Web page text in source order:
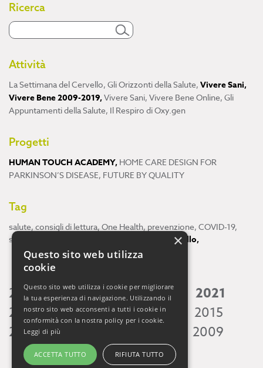
Ricerca
Attività
La Settimana del Cervello, Gli Orizzonti della Salute, Vivere Sani,
Vivere Bene 2009-2019,Vivere Sani, Vivere Bene Online, Gli
Appuntamenti della Salute, Il Respiro di Oxy.gen
Progetti
HUMAN TOUCH ACADEMY, HOME CARE DESIGN FOR
PARKINSON’S DISEASE, FUTURE BY QUALITY
Tag
salute, consigli di lettura, One Health, prevenzione, COVID-19,
scienza
cervello,
2026 2025 2024 2023 2022
2021
2020 2019 2018 2017 2016
2015
2014 2013 2009
×
Questo sito web utilizza
cookie
Questo sito web utilizza i cookie per migliorare
la tua esperienza di navigazione. Utilizzando il
nostro sito web acconsenti a tutti i cookie in
conformità con la nostra policy per i cookie.
Leggi di più
ACCETTA TUTTO RIFIUTA TUTTO